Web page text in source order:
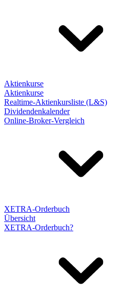
Aktienkurse
Aktienkurse
Realtime-Aktienkursliste (L&S)
Dividendenkalender
Online-Broker-Vergleich
XETRA-Orderbuch
Übersicht
XETRA-Orderbuch?